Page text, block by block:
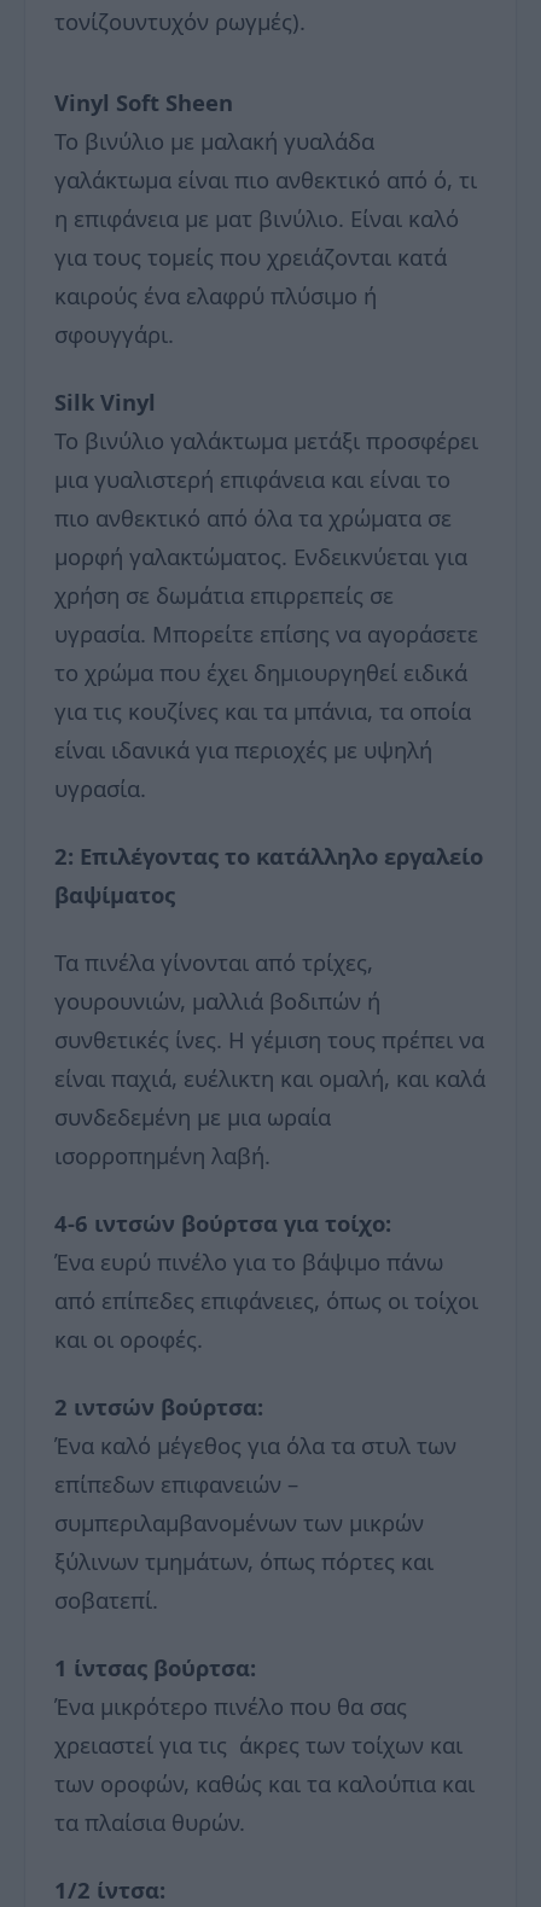
τονίζουντυχόν ρωγμές).
Vinyl Soft Sheen
Το βινύλιο με μαλακή γυαλάδα
γαλάκτωμα είναι πιο ανθεκτικό από ό, τι
η επιφάνεια με ματ βινύλιο. Είναι καλό
για τους τομείς που χρειάζονται κατά
καιρούς ένα ελαφρύ πλύσιμο ή
σφουγγάρι.
Silk Vinyl
Το βινύλιο γαλάκτωμα μετάξι προσφέρει
μια γυαλιστερή επιφάνεια και είναι το
πιο ανθεκτικό από όλα τα χρώματα σε
μορφή γαλακτώματος. Ενδεικνύεται για
χρήση σε δωμάτια επιρρεπείς σε
υγρασία. Μπορείτε επίσης να αγοράσετε
το χρώμα που έχει δημιουργηθεί ειδικά
για τις κουζίνες και τα μπάνια, τα οποία
είναι ιδανικά για περιοχές με υψηλή
υγρασία.
2: Επιλέγοντας το κατάλληλο εργαλείο
βαψίματος
Τα πινέλα γίνονται από τρίχες,
γουρουνιών, μαλλιά βοδιπών ή
συνθετικές ίνες. Η γέμιση τους πρέπει να
είναι παχιά, ευέλικτη και ομαλή, και καλά
συνδεδεμένη με μια ωραία
ισορροπημένη λαβή.
4-6 ιντσών βούρτσα για τοίχο:
Ένα ευρύ πινέλο για το βάψιμο πάνω
από επίπεδες επιφάνειες, όπως οι τοίχοι
και οι οροφές.
2 ιντσών βούρτσα:
Ένα καλό μέγεθος για όλα τα στυλ των
επίπεδων επιφανειών –
συμπεριλαμβανομένων των μικρών
ξύλινων τμημάτων, όπως πόρτες και
σοβατεπί.
1 ίντσας βούρτσα:
Ένα μικρότερο πινέλο που θα σας
χρειαστεί για τις άκρες των τοίχων και
των οροφών, καθώς και τα καλούπια και
τα πλαίσια θυρών.
1/2 ίντσα: